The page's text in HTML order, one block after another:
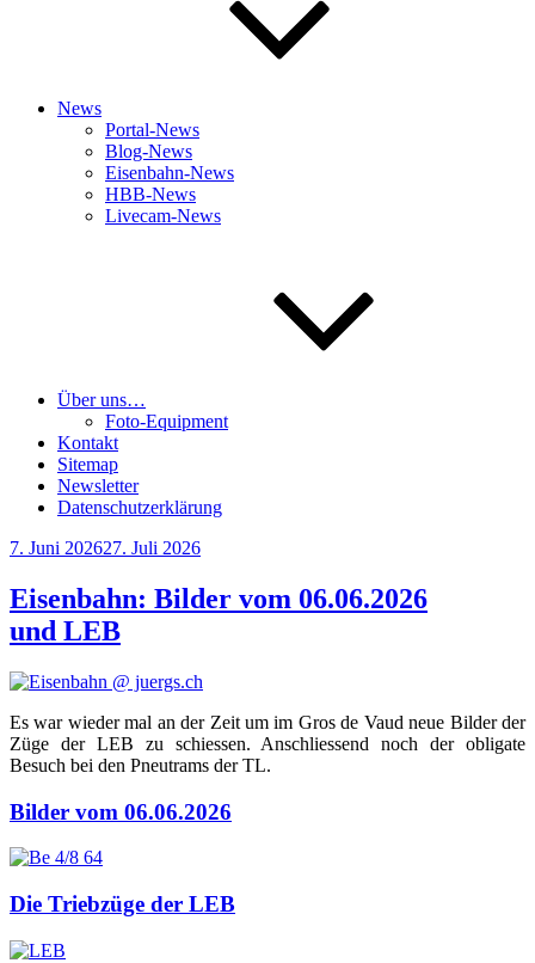
News
Portal-News
Blog-News
Eisenbahn-News
HBB-News
Livecam-News
Über uns…
Foto-Equipment
Kontakt
Sitemap
Newsletter
Datenschutzerklärung
Veröffentlicht
7. Juni 202627. Juli 2026
Eisenbahn: Bilder vom 06.06.2026
und LEB
Es war wie­der mal an der Zeit um im Gros de Vaud neue Bil­der der
Züge der LEB zu schies­sen. Anschlies­send noch der obli­ga­te
Besuch bei den Pneu­trams der TL.
Bilder vom 06.06.2026
Die Triebzüge der LEB